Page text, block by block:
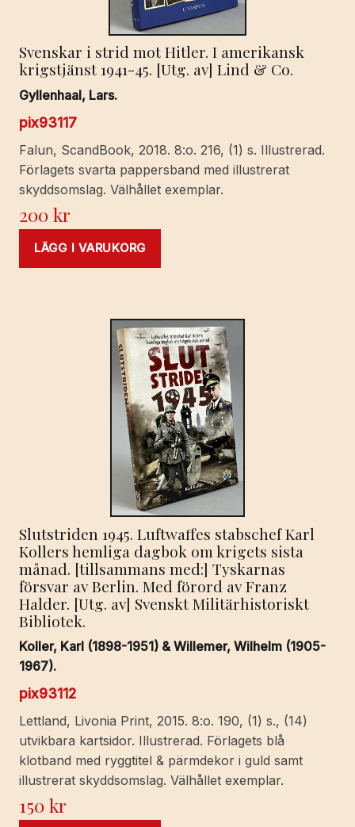
Svenskar i strid mot Hitler. I amerikansk
krigstjänst 1941-45. [Utg. av] Lind & Co.
Gyllenhaal, Lars.
pix93117
Falun, ScandBook, 2018. 8:o. 216, (1) s. Illustrerad.
Förlagets svarta pappersband med illustrerat
skyddsomslag. Välhållet exemplar.
200kr
LÄGG I VARUKORG
Slutstriden 1945. Luftwaffes stabschef Karl
Kollers hemliga dagbok om krigets sista
månad. [tillsammans med:] Tyskarnas
försvar av Berlin. Med förord av Franz
Halder. [Utg. av] Svenskt Militärhistoriskt
Bibliotek.
Koller, Karl (1898-1951) & Willemer, Wilhelm (1905-
1967).
pix93112
Lettland, Livonia Print, 2015. 8:o. 190, (1) s., (14)
utvikbara kartsidor. Illustrerad. Förlagets blå
klotband med ryggtitel & pärmdekor i guld samt
illustrerat skyddsomslag. Välhållet exemplar.
150kr